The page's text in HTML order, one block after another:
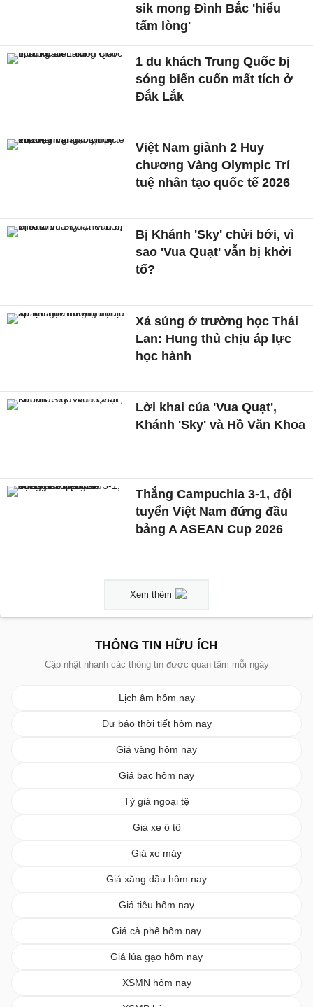
sik mong Đình Bắc 'hiểu
tấm lòng'
1 du khách Trung Quốc bị
sóng biển cuốn mất tích ở
Đắk Lắk
Việt Nam giành 2 Huy
chương Vàng Olympic Trí
tuệ nhân tạo quốc tế 2026
Bị Khánh 'Sky' chửi bới, vì
sao 'Vua Quạt' vẫn bị khởi
tố?
Xả súng ở trường học Thái
Lan: Hung thủ chịu áp lực
học hành
Lời khai của 'Vua Quạt',
Khánh 'Sky' và Hồ Văn Khoa
Thắng Campuchia 3-1, đội
tuyển Việt Nam đứng đầu
bảng A ASEAN Cup 2026
Xem thêm
THÔNG TIN HỮU ÍCH
Cập nhật nhanh các thông tin được quan tâm mỗi ngày
Lịch âm hôm nay
Dự báo thời tiết hôm nay
Giá vàng hôm nay
Giá bạc hôm nay
Tỷ giá ngoại tệ
Giá xe ô tô
Giá xe máy
Giá xăng dầu hôm nay
Giá tiêu hôm nay
Giá cà phê hôm nay
Giá lúa gạo hôm nay
XSMN hôm nay